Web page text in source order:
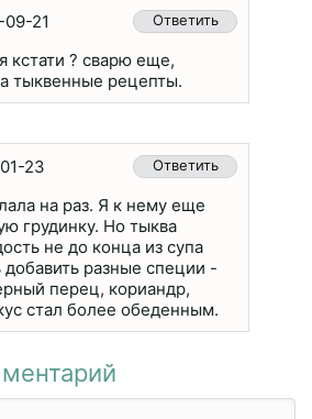
21 Ответить
кстати ? сварю еще,
тыквенные рецепты.
23 Ответить
на раз. Я к нему еще
грудинку. Но тыква
не до конца из супа
разные специи -
перец, кориандр,
стал более обеденным.